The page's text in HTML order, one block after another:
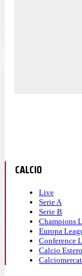
CALCIO
Live
Serie A
Serie B
Champions
Europa
Conference
Calcio Estero